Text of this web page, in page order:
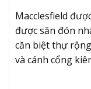
Macclesfield
được săn đón
căn biệt thự
và cánh cổng